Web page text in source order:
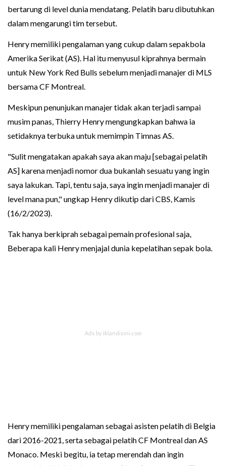
bertarung di level dunia mendatang. Pelatih baru dibutuhkan
dalam mengarungi tim tersebut.
Henry memiliki pengalaman yang cukup dalam sepakbola
Amerika Serikat (AS). Hal itu menyusul kiprahnya bermain
untuk New York Red Bulls sebelum menjadi manajer di MLS
bersama CF Montreal.
Meskipun penunjukan manajer tidak akan terjadi sampai
musim panas, Thierry Henry mengungkapkan bahwa ia
setidaknya terbuka untuk memimpin Timnas AS.
"Sulit mengatakan apakah saya akan maju [sebagai pelatih
AS] karena menjadi nomor dua bukanlah sesuatu yang ingin
saya lakukan. Tapi, tentu saja, saya ingin menjadi manajer di
level mana pun," ungkap Henry dikutip dari CBS, Kamis
(16/2/2023).
Tak hanya berkiprah sebagai pemain profesional saja,
Beberapa kali Henry menjajal dunia kepelatihan sepak bola.
Henry memiliki pengalaman sebagai asisten pelatih di Belgia
dari 2016-2021, serta sebagai pelatih CF Montreal dan AS
Monaco. Meski begitu, ia tetap merendah dan ingin